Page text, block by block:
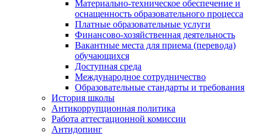
Материально-техническое обеспечение и
оснащенность образовательного процесса
Платные образовательные услуги
Финансово-хозяйственная деятельность
Вакантные места для приема (перевода)
обучающихся
Доступная среда
Международное сотрудничество
Образовательные стандарты и требования
История школы
Антикоррупционная политика
Работа аттестационной комиссии
Антидопинг